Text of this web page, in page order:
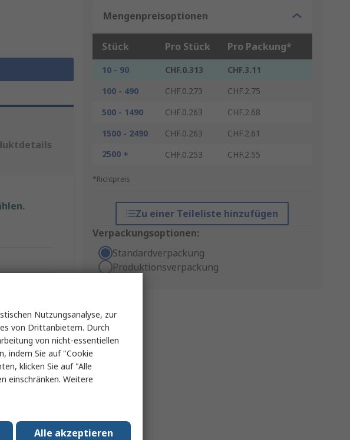
Mengenpreisoptionen
Stück Pro Stück Pro Packung*
10 - 90 CHF.0.313
CHF.3.11
100 - 490
CHF.0.273
CHF.2.75
500 - 1490
CHF.0.263
CHF.2.68
1500 - 2490
CHF.0.263
CHF.2.61
2500 +
CHF.0.253 CHF.2.55
*Richtpreis
Zu einer Teileliste hinzufügen
Verpackungsoptionen:
Standardverpackung
Produktionsverpackung
Nutzungsanalyse, zur
von Drittanbietern. Durch
von nicht-essentiellen
indem Sie auf "Cookie
klicken Sie auf "Alle
einschränken. Weitere
Alle akzeptieren